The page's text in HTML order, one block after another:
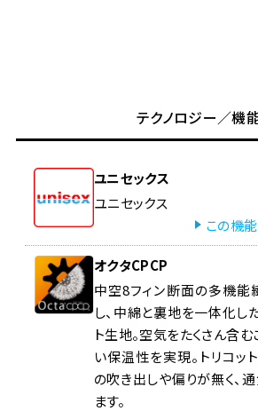
テクノロジー／機
ユニセックス
ユニセックス
この機
オクタCPCP
中空8フィン断面の多機能
し、中綿と裏地を一体化し
ト生地。空気をたくさん含
い保温性を実現。トリコッ
の吹き出しや偏りが無く、
ます。